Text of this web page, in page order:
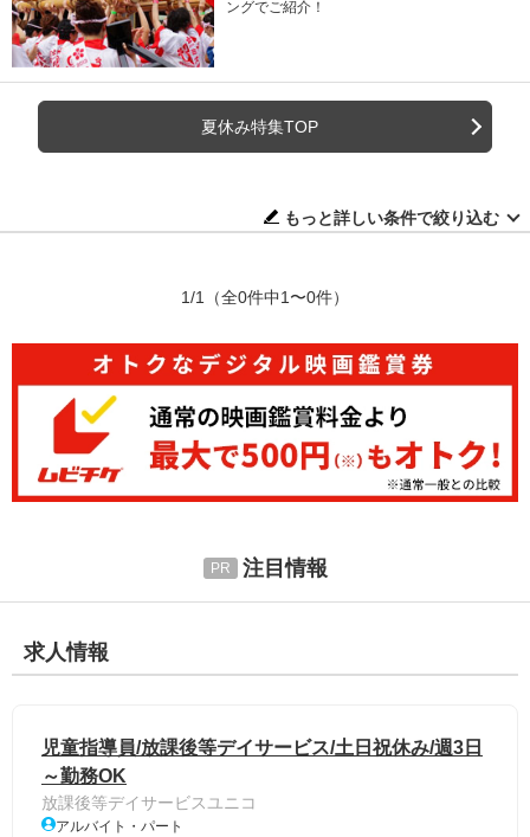
ングでご紹介！
夏休み特集TOP
もっと詳しい条件で絞り込む
1/1 （全0件中1〜0件）
注目情報
求人情報
児童指導員/放課後等デイサービス/土日祝休み/週3日
～勤務OK
放課後等デイサービスユニコ
アルバイト・パート